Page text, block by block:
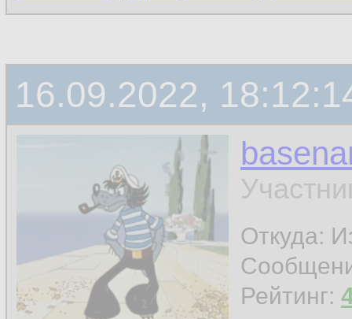
16.09.2022,
Откуда:
Рейтинг: